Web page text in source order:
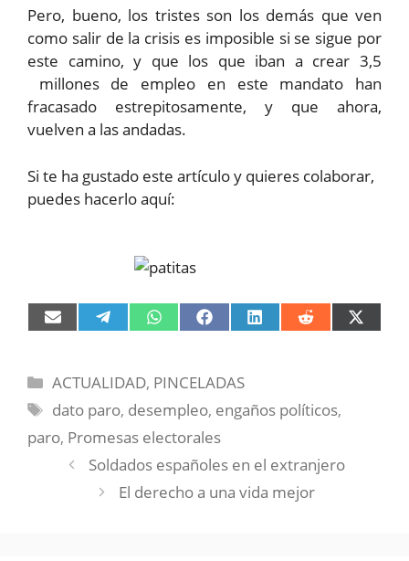
Pero, bueno, los tristes son los demás que ven
como salir de la crisis es imposible si se sigue por
este camino, y que los que iban a crear 3,5
millones de empleo en este mandato han
fracasado estrepitosamente, y que ahora,
vuelven a las andadas.
Si te ha gustado este artículo y quieres colaborar,
puedes hacerlo aquí:
Compartir
en
Compartir
en
Compartir
en
Compartir
en
Compartir
en
Compartir
en en
Categorías
ACTUALIDAD, PINCELADAS
Etiquetas
dato paro, desempleo, engaños políticos,
paro, Promesas electorales
Soldados españoles en el extranjero
El derecho a una vida mejor